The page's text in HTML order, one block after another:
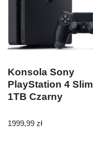
Konsola Sony
PlayStation 4 Slim
1TB Czarny
1999,99 zł